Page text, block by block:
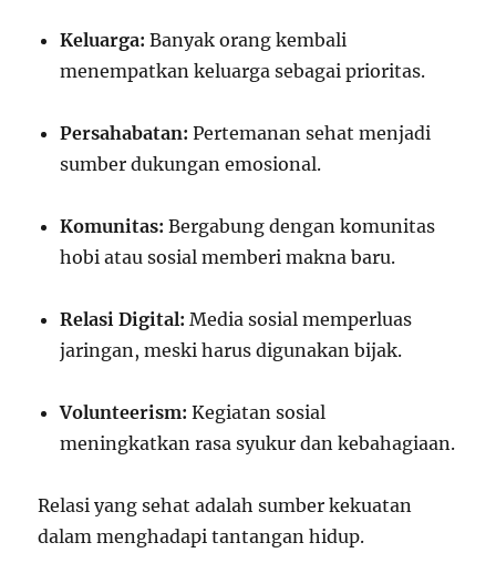
Keluarga: Banyak orang kembali
menempatkan keluarga sebagai prioritas.
Persahabatan: Pertemanan sehat menjadi
sumber dukungan emosional.
Komunitas: Bergabung dengan komunitas
hobi atau sosial memberi makna baru.
Relasi Digital: Media sosial memperluas
jaringan, meski harus digunakan bijak.
Volunteerism: Kegiatan sosial
meningkatkan rasa syukur dan kebahagiaan.
Relasi yang sehat adalah sumber kekuatan
dalam menghadapi tantangan hidup.